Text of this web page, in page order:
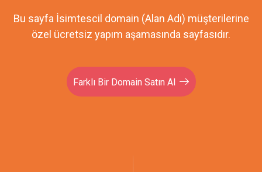
Bu sayfa İsimtescil domain (Alan Adı) müşterilerine
özel ücretsiz yapım aşamasında sayfasıdır.
Farklı Bir Domain Satın Al